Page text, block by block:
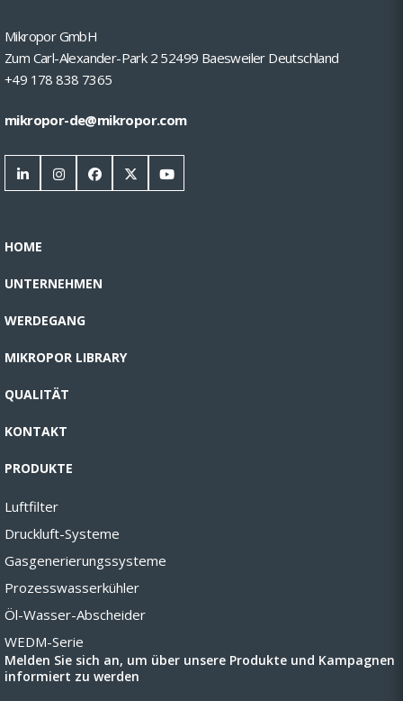
Mikropor GmbH
Zum Carl-Alexander-Park 2 52499 Baesweiler Deutschland
+49 178 838 7365
mikropor-de@mikropor.com
HOME
UNTERNEHMEN
WERDEGANG
MIKROPOR LIBRARY
QUALITÄT
KONTAKT
PRODUKTE
Luftfilter
Druckluft-Systeme
Gasgenerierungssysteme
Prozesswasserkühler
Öl-Wasser-Abscheider
WEDM-Serie
Melden Sie sich an, um über unsere Produkte und Kampagnen
informiert zu werden